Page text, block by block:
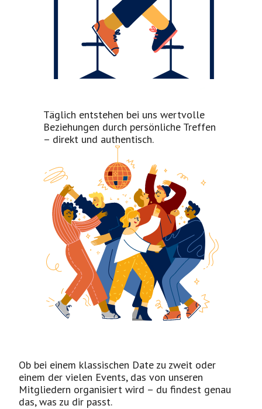
Täglich entstehen bei uns wertvolle
Beziehungen durch persönliche Treffen
– direkt und authentisch.
Ob bei einem klassischen Date zu zweit oder
einem der vielen Events, das von unseren
Mitgliedern organisiert wird – du findest genau
das, was zu dir passt.